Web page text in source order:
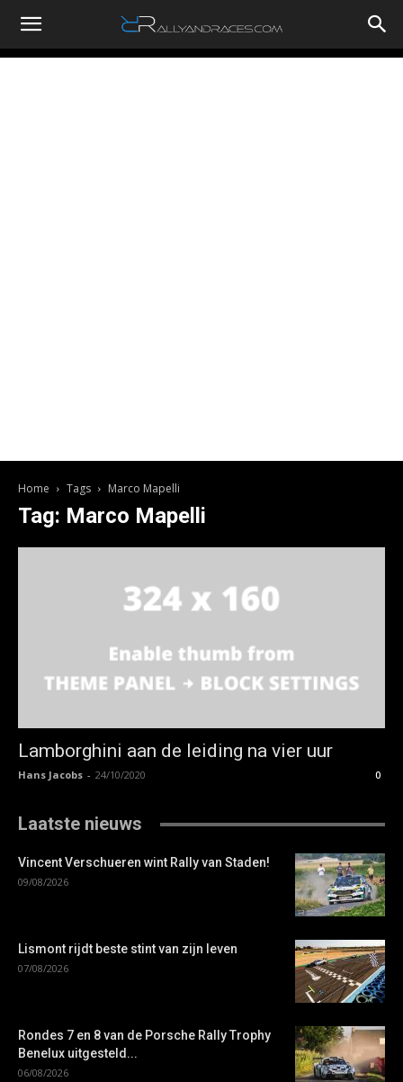
RallyandRaces.com
Home Tags Marco Mapelli
Tag: Marco Mapelli
Lamborghini aan de leiding na vier uur
Hans Jacobs - 24/10/2020 0
Laatste nieuws
Vincent Verschueren wint Rally van Staden!
09/08/2026
Lismont rijdt beste stint van zijn leven
07/08/2026
Rondes 7 en 8 van de Porsche Rally Trophy
Benelux uitgesteld...
06/08/2026